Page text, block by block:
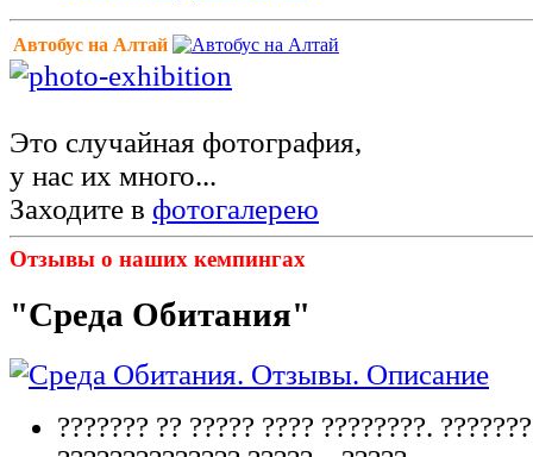
Автобус на Алтай
Это случайная фотография,
у нас их много...
Заходите в фотогалерею
Отзывы о наших кемпингах
"Среда Обитания"
??????? ?? ????? ???? ????????.